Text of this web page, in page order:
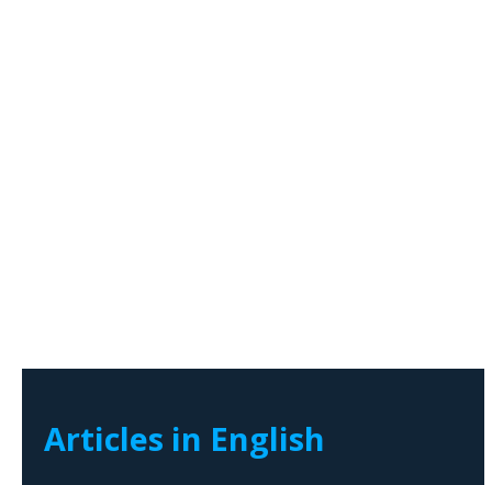
Articles in English